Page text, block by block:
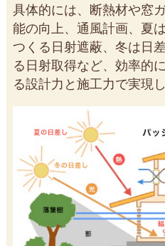
具体的には、断熱材や窓
能の向上、通風計画、夏
つくる日射遮蔽、冬は日
る日射取得など、効率的
る設計力と施工力で実現